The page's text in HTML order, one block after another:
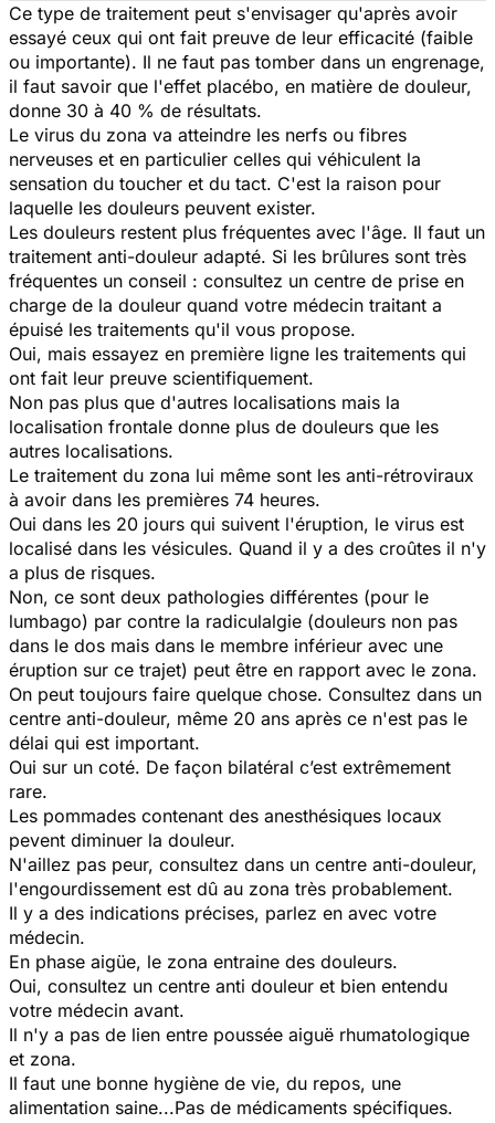
Ce type de traitement peut s'envisager qu'après avoir
essayé ceux qui ont fait preuve de leur efficacité (faible
ou importante). Il ne faut pas tomber dans un engrenage,
il faut savoir que l'effet placébo, en matière de douleur,
donne 30 à 40 % de résultats.
Le virus du zona va atteindre les nerfs ou fibres
nerveuses et en particulier celles qui véhiculent la
sensation du toucher et du tact. C'est la raison pour
laquelle les douleurs peuvent exister.
Les douleurs restent plus fréquentes avec l'âge. Il faut un
traitement anti-douleur adapté. Si les brûlures sont très
fréquentes un conseil : consultez un centre de prise en
charge de la douleur quand votre médecin traitant a
épuisé les traitements qu'il vous propose.
Oui, mais essayez en première ligne les traitements qui
ont fait leur preuve scientifiquement.
Non pas plus que d'autres localisations mais la
localisation frontale donne plus de douleurs que les
autres localisations.
Le traitement du zona lui même sont les anti-rétroviraux
à avoir dans les premières 74 heures.
Oui dans les 20 jours qui suivent l'éruption, le virus est
localisé dans les vésicules. Quand il y a des croûtes il n'y
a plus de risques.
Non, ce sont deux pathologies différentes (pour le
lumbago) par contre la radiculalgie (douleurs non pas
dans le dos mais dans le membre inférieur avec une
éruption sur ce trajet) peut être en rapport avec le zona.
On peut toujours faire quelque chose. Consultez dans un
centre anti-douleur, même 20 ans après ce n'est pas le
délai qui est important.
Oui sur un coté. De façon bilatéral c’est extrêmement
rare.
Les pommades contenant des anesthésiques locaux
pevent diminuer la douleur.
N'aillez pas peur, consultez dans un centre anti-douleur,
l'engourdissement est dû au zona très probablement.
Il y a des indications précises, parlez en avec votre
médecin.
En phase aigüe, le zona entraine des douleurs.
Oui, consultez un centre anti douleur et bien entendu
votre médecin avant.
Il n'y a pas de lien entre poussée aiguë rhumatologique
et zona.
Il faut une bonne hygiène de vie, du repos, une
alimentation saine...Pas de médicaments spécifiques.